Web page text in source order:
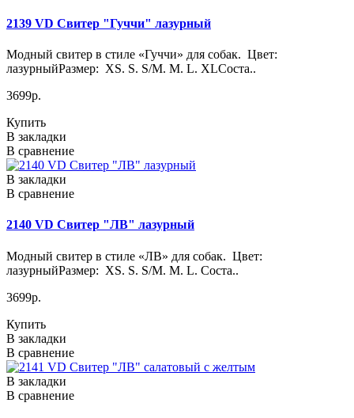
2139 VD Свитер "Гуччи" лазурный
Модный свитер в стиле «Гуччи» для собак. Цвет:
лазурныйРазмер: XS. S. S/M. M. L. XLСоста..
3699р.
Купить
В закладки
В сравнение
В закладки
В сравнение
2140 VD Свитер "ЛВ" лазурный
Модный свитер в стиле «ЛВ» для собак. Цвет:
лазурныйРазмер: XS. S. S/M. M. L. Соста..
3699р.
Купить
В закладки
В сравнение
В закладки
В сравнение